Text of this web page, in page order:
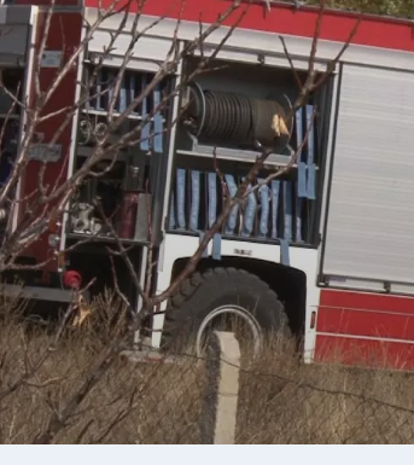
Перник, 22°C
Плевен, 27°C
Пловдив 27°C
Разград
Русе 27
Силистра
Сливен
Смолян
София, 23°C
Стара Загора,
Търговище, 26
Хасково , 24°C
Шумен, 26°C
Ямбол, 26°C